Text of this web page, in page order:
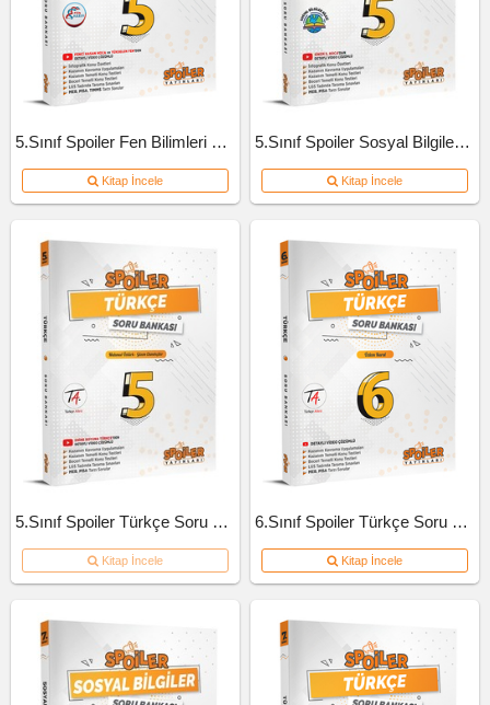
5.Sınıf Spoiler Fen Bilimleri Soru Bankası
Kitap İncele
5.Sınıf Spoiler Sosyal Bilgiler Soru Bankası
Kitap İncele
5.Sınıf Spoiler Türkçe Soru Bankası
Kitap İncele
6.Sınıf Spoiler Türkçe Soru Bankası
Kitap İncele